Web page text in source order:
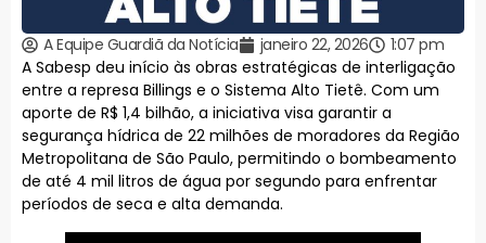
A Equipe Guardiã da Notícia janeiro 22, 2026
1:07 pm
A Sabesp deu início às obras estratégicas de interligação
entre a represa Billings e o Sistema Alto Tietê. Com um
aporte de R$ 1,4 bilhão, a iniciativa visa garantir a
segurança hídrica de 22 milhões de moradores da Região
Metropolitana de São Paulo, permitindo o bombeamento
de até 4 mil litros de água por segundo para enfrentar
períodos de seca e alta demanda.